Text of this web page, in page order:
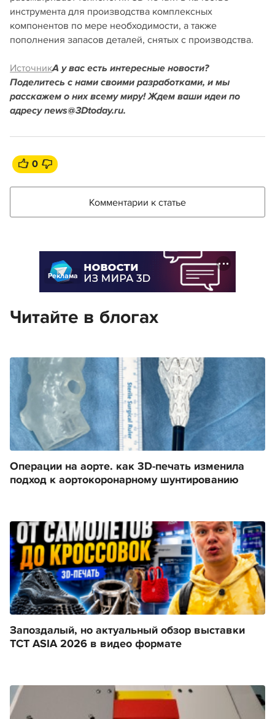
инструмента для производства комплексных
компонентов по мере необходимости, а также
пополнения запасов деталей, снятых с производства.
ИсточникА у вас есть интересные новости?
Поделитесь с нами своими разработками, и мы
расскажем о них всему миру! Ждем ваши идеи по
адресу news@3Dtoday.ru.
0
Комментарии к статье
Реклама
Читайте в блогах
Операции на аорте. как 3D-печать изменила
подход к аортокоронарному шунтированию
Запоздалый, но актуальный обзор выставки
TCT ASIA 2026 в видео формате